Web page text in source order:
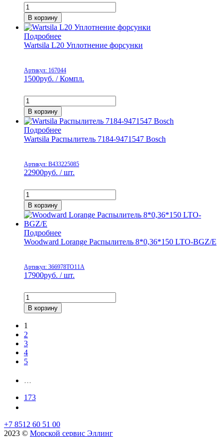
В корзину
Подробнее
Wartsila L20 Уплотнение форсунки
Артикул: 167044
1500руб. / Компл.
В корзину
Подробнее
Wartsila Распылитель 7184-9471547 Bosch
Артикул: B433225085
22900руб. / шт.
В корзину
Подробнее
Woodward Lorange Распылитель 8*0,36*150 LTO-BGZ/E
Артикул: 366978TO11A
17900руб. / шт.
В корзину
1
2
3
4
5
...
173
+7 8512 60 51 00
2023 ©️ Морской сервис Эллинг